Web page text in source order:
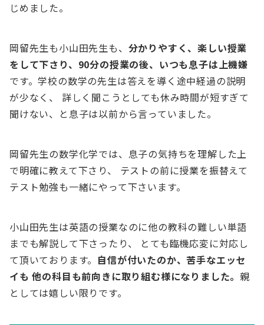
じめました。
岡留先生も小山田先生も、 分かりやすく、楽しい授業
をして下さり、90分の授業の後、いつも息子は上機嫌
です。学校の数学の先生は答えを導く途中経過の説明
が少なく、 詳しく聞こうとしても休み時間が短すぎて
聞けない、と息子は以前から言っていました。
岡留先生の数学化学では、息子の気持ちを理解した上
で明確に教えて下さり、 テストの前に授業を振替えて
テスト勉強も一緒にやって下さいます。
小山田先生は英語の授業なのに他の教科の難しい単語
までも解説して下さったり、 とても臨機応変に対応し
て頂いております。 自信が付いたのか、苦手なエッセ
イも 他の科目も前向きに取り組む様になりました。親
としては嬉しい限りです。